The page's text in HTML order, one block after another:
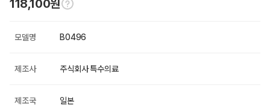
118,100원
모델명 B0496
제조사 주식회사 특수의료
제조국 일본